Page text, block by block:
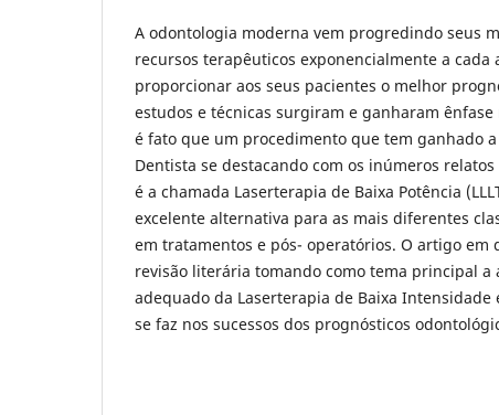
A odontologia moderna vem progredindo seus
recursos terapêuticos exponencialmente a cada
proporcionar aos seus pacientes o melhor
estudos e técnicas surgiram e ganharam
é fato que um procedimento que tem ganhado
Dentista se destacando com os inúmeros
é a chamada Laserterapia de Baixa Potência
excelente alternativa para as mais diferentes
em tratamentos e pós- operatórios. O artigo em
revisão literária tomando como tema principal a
adequado da Laserterapia de Baixa
se faz nos sucessos dos prognósticos